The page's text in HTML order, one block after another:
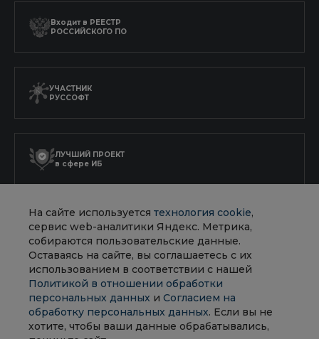
Входит в РЕЕСТР
РОССИЙСКОГО ПО
УЧАСТНИК
РУССОФТ
ЛУЧШИЙ ПРОЕКТ
в сфере ИБ
АККРЕДИТОВАННАЯ
ИТ-КОМПАНИЯ
Политика в отношении обработки персональных данных
Согласие на обработку персональных данных
На сайте используется технология cookie,
сервис web-аналитики Яндекс. Метрика,
собираются пользовательские данные.
Оставаясь на сайте, вы соглашаетесь с их
использованием в соответствии с нашей
Политикой в отношении обработки
персональных данных и Согласием на
обработку персональных данных. Если вы не
хотите, чтобы ваши данные обрабатывались,